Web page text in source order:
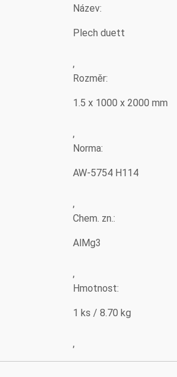
Název:
Plech duett
,
Rozměr:
1.5 x 1000 x 2000 mm
,
Norma:
AW-5754 H114
,
Chem. zn.:
AlMg3
,
Hmotnost:
1 ks / 8.70 kg
,